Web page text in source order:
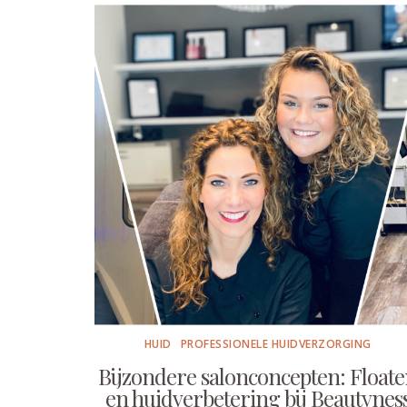
HUID PROFESSIONELE HUIDVERZORGING
Bijzondere salonconcepten:
en huidverbetering bij